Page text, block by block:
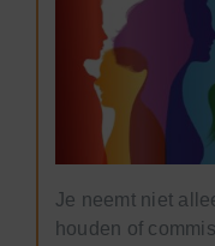
Je neemt niet
houden of